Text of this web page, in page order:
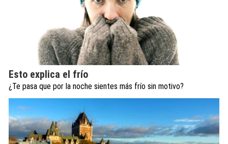
Esto explica el frío
¿Te pasa que por la noche sientes más frío sin motivo?